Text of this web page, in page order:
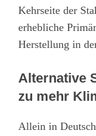
Kehrseite der
erhebliche
Herstellung in
Alternative
zu mehr
Allein in